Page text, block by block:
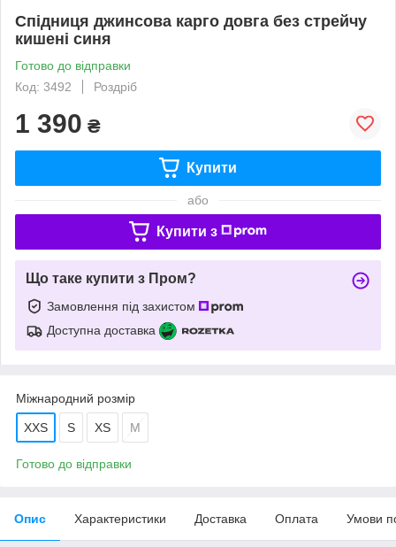
Спідниця джинсова карго довга без стрейчу
кишені синя
Готово до відправки
Код: 3492
Роздріб
1 390 ₴
Купити
або
Купити з
Що таке купити з Пром?
Замовлення під захистом
Доступна доставка
Міжнародний розмір
XXS S XS M
Готово до відправки
Опис Характеристики Доставка Оплата Умови